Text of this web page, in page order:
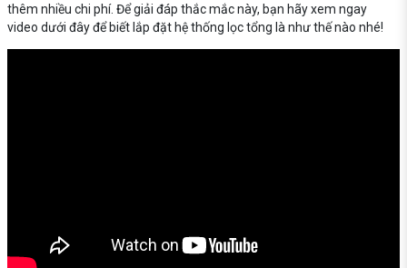
thêm nhiều chi phí. Để giải đáp thắc mắc này, bạn hãy xem ngay
video dưới đây để biết lắp đặt hệ thống lọc tổng là như thế nào nhé!